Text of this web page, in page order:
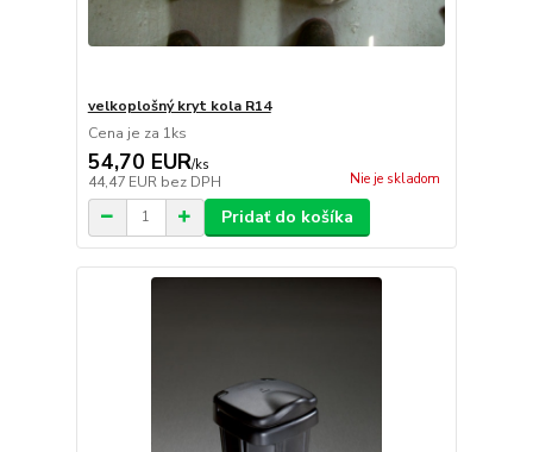
velkoplošný kryt kola R14
Cena je za 1ks
54,70 EUR/ks
44,47 EUR bez DPH Nie je skladom
Pridať do košíka